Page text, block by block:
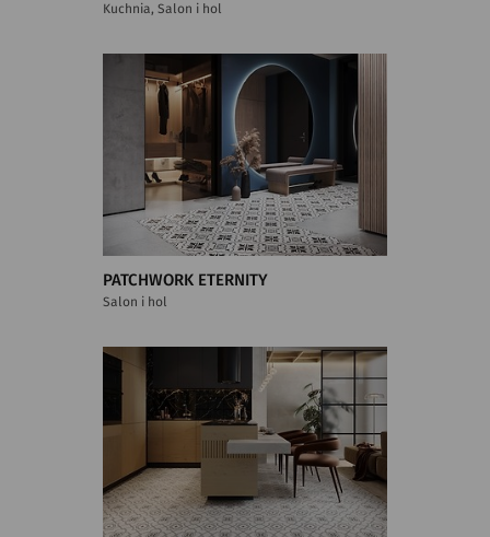
Kuchnia, Salon i hol
PATCHWORK ETERNITY
Salon i hol